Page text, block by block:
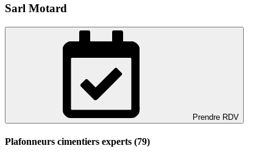
Sarl Motard
Prendre RDV
Plafonneurs cimentiers experts (79)